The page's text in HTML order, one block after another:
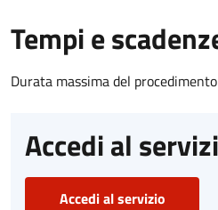
Tempi e
Durata massima del
Accedi al
Accedi al servizio